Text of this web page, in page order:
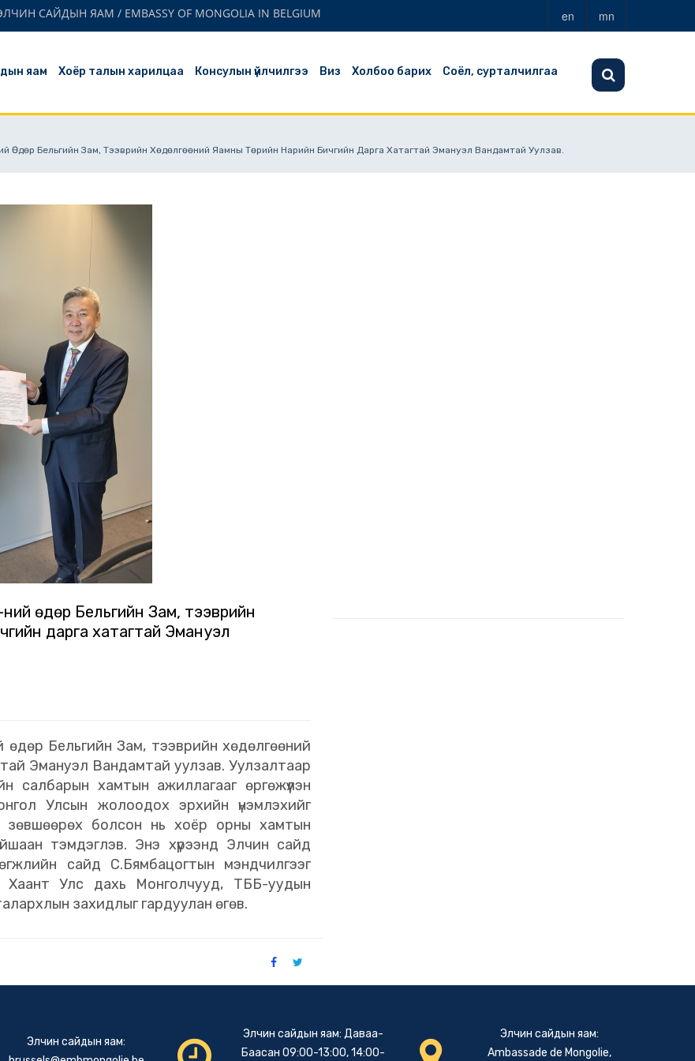
САЙДЫН ЯАМ / EMBASSY OF MONGOLIA IN BELGIUM en mn
яам Хоёр талын харилцаа Консулын үйлчилгээ Виз Холбоо барих Соёл, сурталчилгаа
Өдөр Бельгийн Зам, Тээврийн Хөдөлгөөний Яамны Төрийн Нарийн Бичгийн Дарга Хатагтай Эмануэл Вандамтай Уулзав.
өдөр Бельгийн Зам, тээврийн
дарга хатагтай Эмануэл
Бельгийн Зам, тээврийн хөдөлгөөний
Эмануэл Вандамтай уулзав. Уулзалтаар
хамтын ажиллагааг өргөжүүлэн
Улсын жолоодох эрхийн үнэмлэхийг
зөвшөөрөх болсон нь хоёр орны хамтын
тэмдэглэв. Энэ хүрээнд Элчин сайд
сайд С.Бямбацогтын мэндчилгээг
Улс дахь Монголчууд, ТББ-уудын
захидлыг гардуулан өгөв.
Элчин сайдын яам:
Элчин сайдын яам: Даваа-
Баасан 09:00-13:00, 14:00-
Элчин сайдын яам:
Ambassade de Mongolie,